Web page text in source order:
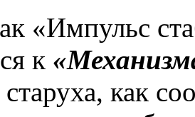
«Импульс
к
как